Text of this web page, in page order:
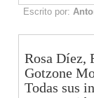
Escrito por:
Rosa Díez,
Gotzone
Todas sus